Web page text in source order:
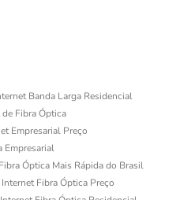
Banda Larga Residencial
de Fibra Óptica
Empresarial Preço
Empresarial
Óptica Mais Rápida do Brasil
Internet Fibra Óptica Preço